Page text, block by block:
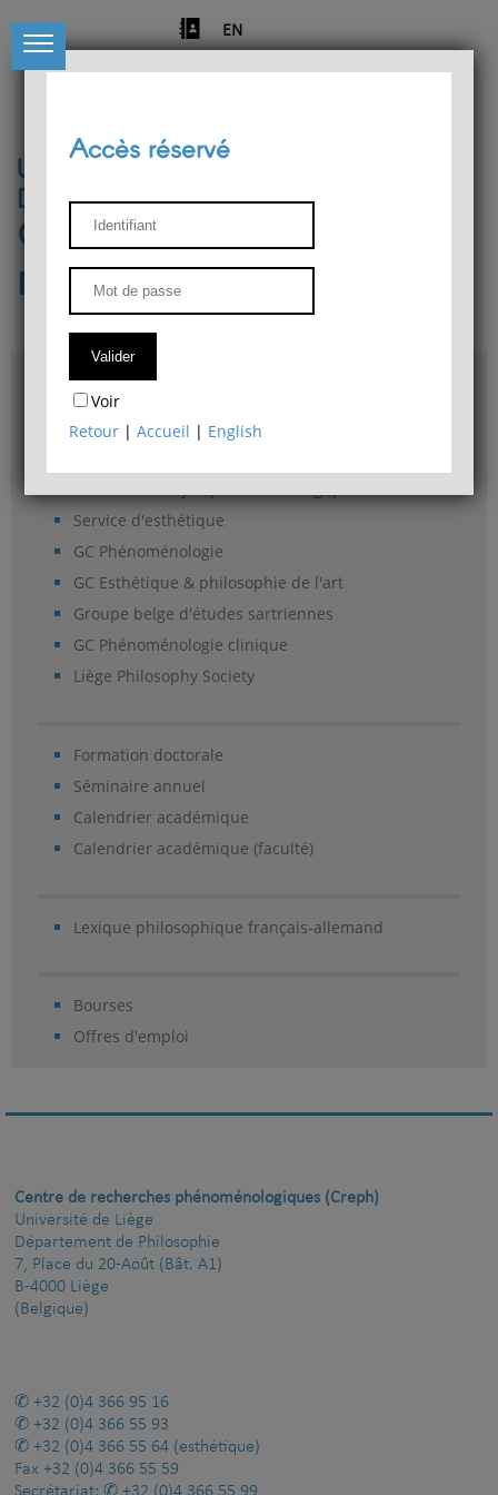
EN
Université de Liège
Département de philosophie
Centre de recherches
phénoménologiques
Accès & plans
Bibliothèque du Département de philosophie
Service d'esthétique
GC Phénoménologie
GC Esthétique & philosophie de l'art
Groupe belge d'études sartriennes
GC Phénoménologie clinique
Liège Philosophy Society
Formation doctorale
Séminaire annuel
Calendrier académique
Calendrier académique (faculté)
Lexique philosophique français-allemand
Bourses
Offres d'emploi
Accès réservé
Voir
Retour |Accueil | English
Centre de recherches phénoménologiques (Creph)
Université de Liège
Département de Philosophie
7, Place du 20-Août (Bât. A1)
B-4000 Liège
(Belgique)
+32 (0)4 366 95 16
+32 (0)4 366 55 93
+32 (0)4 366 55 64 (esthétique)
Fax +32 (0)4 366 55 59